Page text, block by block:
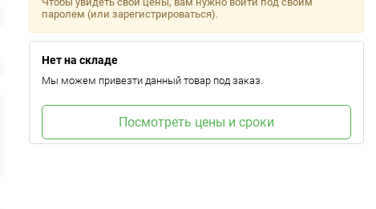
паролем (или зарегистрироваться).
Нет на складе
Мы можем привезти данный товар под заказ.
Посмотреть цены и сроки